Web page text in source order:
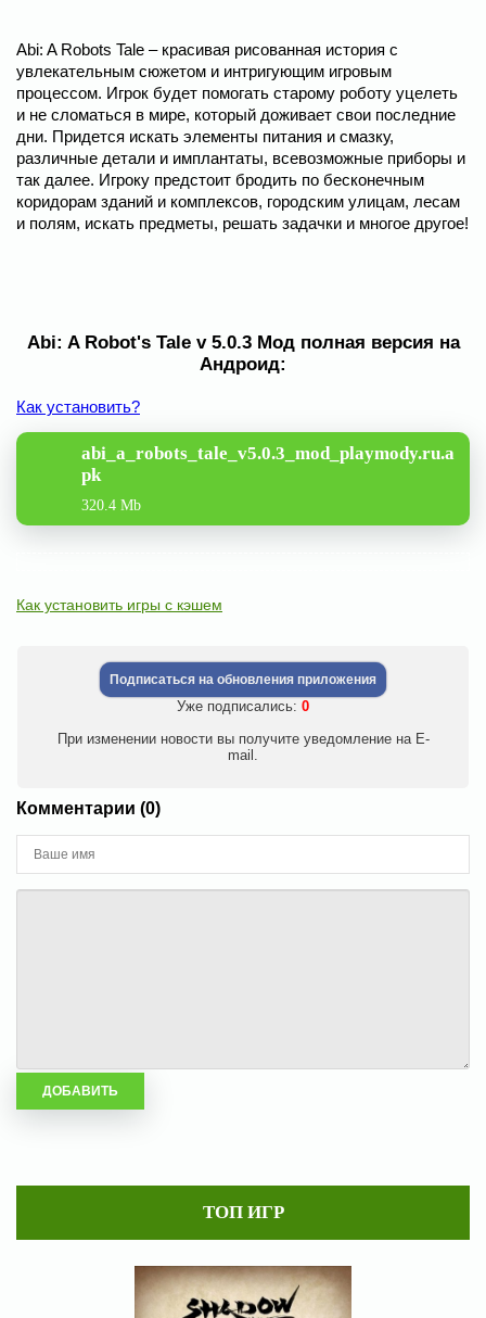
Abi: A Robots Tale – красивая рисованная история с
увлекательным сюжетом и интригующим игровым
процессом. Игрок будет помогать старому роботу уцелеть
и не сломаться в мире, который доживает свои последние
дни. Придется искать элементы питания и смазку,
различные детали и имплантаты, всевозможные приборы и
так далее. Игроку предстоит бродить по бесконечным
коридорам зданий и комплексов, городским улицам, лесам
и полям, искать предметы, решать задачки и многое другое!
Abi: A Robot's Tale v 5.0.3 Мод полная версия на
Андроид:
Как установить?
abi_a_robots_tale_v5.0.3_mod_playmody.ru.a
pk
320.4 Mb
Как установить игры с кэшем
Подписаться на обновления приложения
Уже подписались: 0
При изменении новости вы получите уведомление на E-
mail.
Комментарии (0)
ТОП ИГР